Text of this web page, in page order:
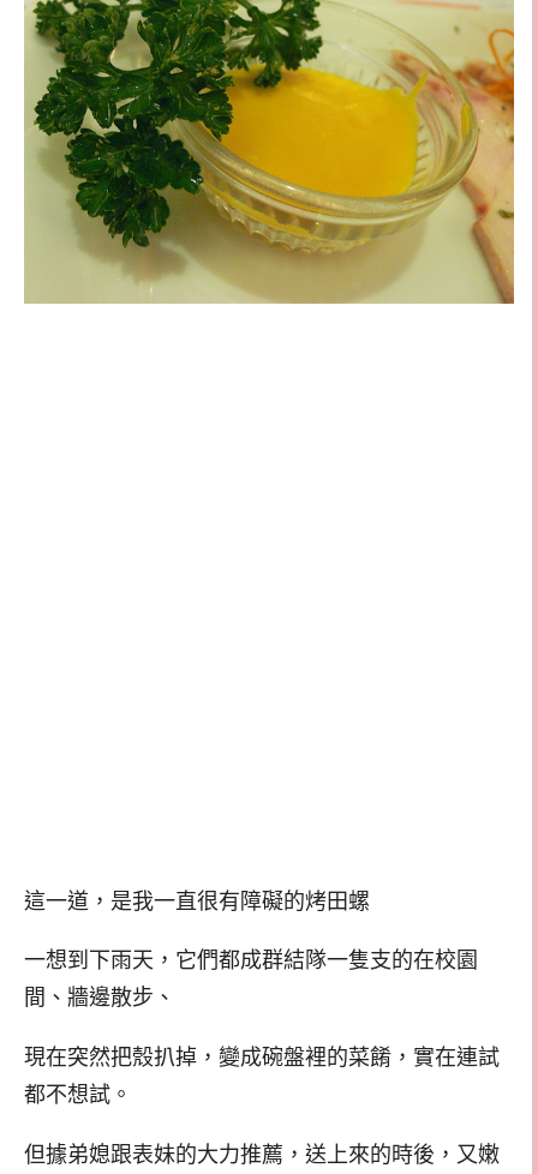
這一道，是我一直很有障礙的烤田螺
一想到下雨天，它們都成群結隊一隻支的在校園
間、牆邊散步、
現在突然把殼扒掉，變成碗盤裡的菜餚，實在連試
都不想試。
但據弟媳跟表妹的大力推薦，送上來的時後，又嫩